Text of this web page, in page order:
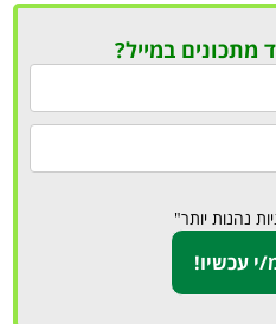
מתכונים במייל?
נהנות יותר"